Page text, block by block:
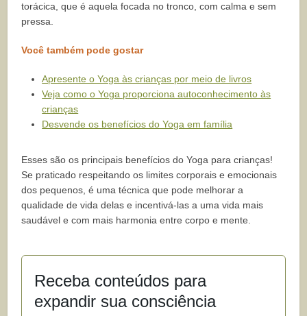
torácica, que é aquela focada no tronco, com calma e sem
pressa.
Você também pode gostar
Apresente o Yoga às crianças por meio de livros
Veja como o Yoga proporciona autoconhecimento às
crianças
Desvende os benefícios do Yoga em família
Esses são os principais benefícios do Yoga para crianças!
Se praticado respeitando os limites corporais e emocionais
dos pequenos, é uma técnica que pode melhorar a
qualidade de vida delas e incentivá-las a uma vida mais
saudável e com mais harmonia entre corpo e mente.
Receba conteúdos para
expandir sua consciência